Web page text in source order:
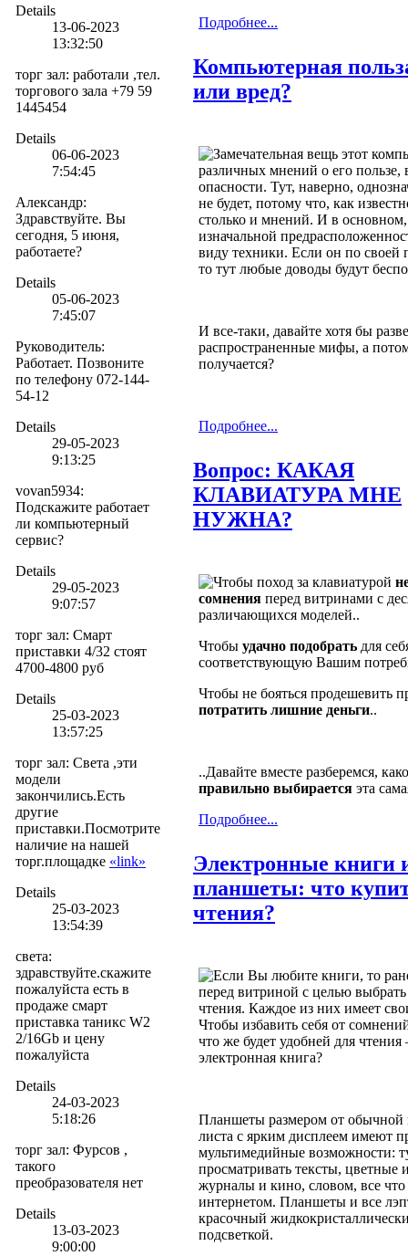
Details
13-06-2023
13:32:50
торг зал: работали ,тел.
торгового зала +79 59
1445454
Details
06-06-2023
7:54:45
Александр:
Здравствуйте. Вы
сегодня, 5 июня,
работаете?
Details
05-06-2023
7:45:07
Руководитель:
Работает. Позвоните
по телефону 072-144-
54-12
Details
29-05-2023
9:13:25
vovan5934:
Подскажите работает
ли компьютерный
сервис?
Details
29-05-2023
9:07:57
торг зал: Смарт
приставки 4/32 стоят
4700-4800 руб
Details
25-03-2023
13:57:25
торг зал: Света ,эти
модели
закончились.Есть
другие
приставки.Посмотрите
наличие на нашей
торг.площадке «link»
Details
25-03-2023
13:54:39
света:
здравствуйте.скажите
пожалуйста есть в
продаже смарт
приставка таникс W2
2/16Gb и цену
пожалуйста
Details
24-03-2023
5:18:26
торг зал: Фурсов ,
такого
преобразователя нет
Details
13-03-2023
9:00:00
Подробнее...
Компьютерная
или вред?
Замечательная вещь этот
различных мнений о его пользе,
опасности. Тут, наверно,
не будет, потому что, как
столько и мнений. И в основном,
изначальной
виду техники. Если он по своей
то тут любые доводы будут
И все-таки, давайте хотя бы
распространенные мифы, а
получается?
Подробнее...
Вопрос: КАКАЯ
КЛАВИАТУРА МНЕ
НУЖНА?
Чтобы поход за клавиатурой
сомнения перед витринами с
различающихся моделей..
Чтобы удачно подобрать для
соответствующую Вашим
Чтобы не бояться продешевить
потратить лишние деньги..
..Давайте вместе разберемся,
правильно выбирается эта
Подробнее...
Электронные книги
планшеты: что
чтения?
Если Вы любите книги, то
перед витриной с целью выбрать
чтения. Каждое из них имеет
Чтобы избавить себя от
что же будет удобней для
электронная книга?
Планшеты размером от обычной
листа с ярким дисплеем имеют
мультимедийные возможности:
просматривать тексты, цветные
журналы и кино, словом, все что
интернетом. Планшеты и все
красочный
подсветкой.